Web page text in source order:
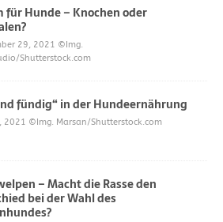
für Hunde – Knochen oder
29, 2021 ©Img.
Shutterstock.com
fündig“ in der Hundeernährung
2021 ©Img. Marsan/Shutterstock.com
– Macht die Rasse den
bei der Wahl des